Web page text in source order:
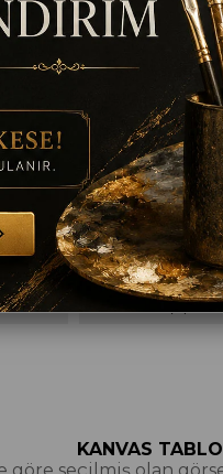
80 x 80 90 x 90
Beyaz
YAZ SORULAR (0) VE
KANVAS TABLO